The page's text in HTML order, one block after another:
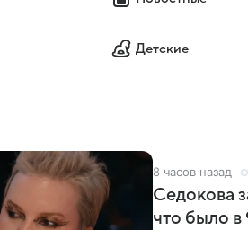
Детские
8 часов назад
Седокова
что было